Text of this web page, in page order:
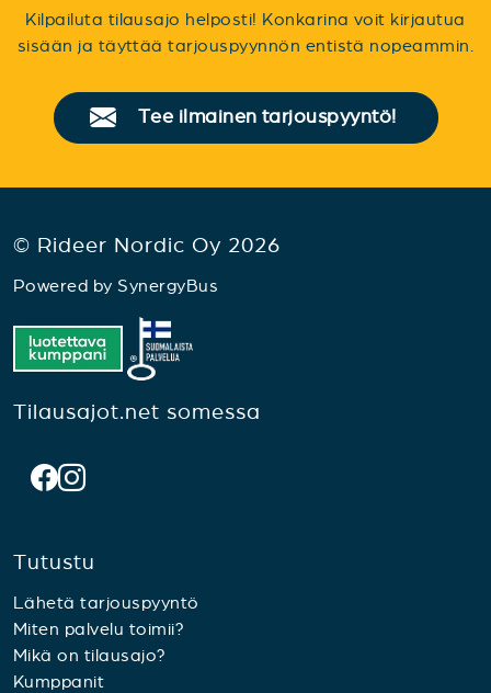
Kilpailuta tilausajo helposti! Konkarina voit kirjautua
sisään ja täyttää tarjouspyynnön entistä nopeammin.
Tee ilmainen tarjouspyyntö!
© Rideer Nordic Oy 2026
Powered by SynergyBus
Tilausajot.net somessa
Tutustu
Lähetä tarjouspyyntö
Miten palvelu toimii?
Mikä on tilausajo?
Kumppanit